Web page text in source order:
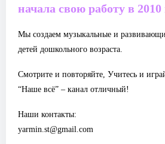
начала свою работу в 2010
Мы создаем музыкальные и
детей дошкольного возраста.
Смотрите и повторяйте, Учитесь и
“Наше всё” – канал отличный!
Наши контакты:
yarmin.st@gmail.com